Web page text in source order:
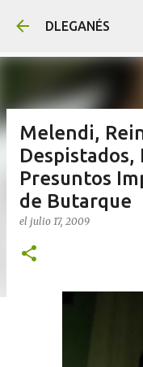
DLEGANÉS
Melendi,
Presuntos
de Butarque
el julio 17, 2009